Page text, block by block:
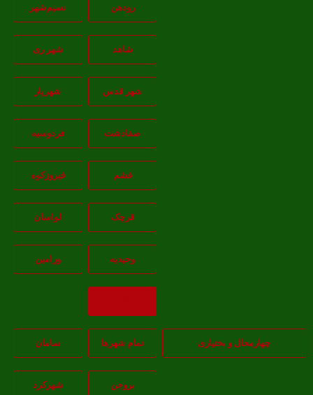
رودهن نسيم‌شهر
شاهد شهر ری
شهر قدس شهریار
صفادشت فردوسیه
فشم فیروزکوه
قرچک لواسان
وحیدیه ورامین
چهارمحال و بختیاری تمام شهر‌ها سامان
بروجن شهرکرد